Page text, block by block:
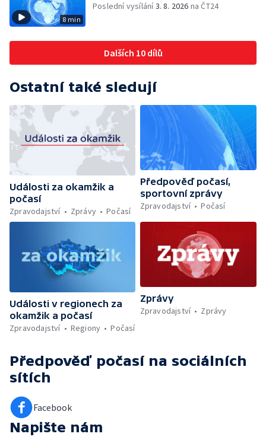
8 min
Poslední vysílání3. 8. 2026 na ČT24
Dalších 10 dílů
Ostatní také sledují
Události za okamžik a
počasí
Zpravodajství
Zprávy Počasí
Předpověď počasí,
sportovní zprávy
Zpravodajství
Počasí
Události v regionech za
okamžik a počasí
Zpravodajství
Regiony Počasí
Zprávy
Zpravodajství
Zprávy
Předpověď počasí na sociálních
sítích
Facebook
Napište nám